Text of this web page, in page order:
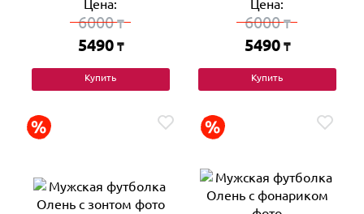
Цена:
6000₸
5490 ₸
Купить
Цена:
6000₸
5490 ₸
Купить